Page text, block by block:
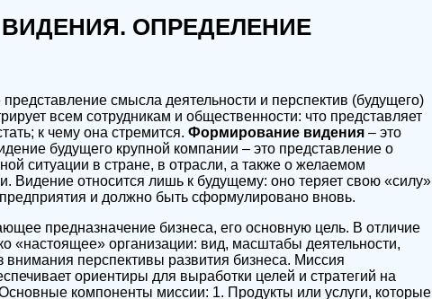
ОПРЕДЕЛЕНИЕ
представление смысла деятельности и перспектив (будущего)
всем сотрудникам и общественности: что представляет
к чему она стремится. Формирование видения – это
будущего крупной компании – это представление о
ситуации в стране, в отрасли, а также о желаемом
Видение относится лишь к будущему: оно теряет свою «силу»
и должно быть сформулировано вновь.
предназначение бизнеса, его основную цель. В отличие
«настоящее» организации: вид, масштабы деятельности,
внимания перспективы развития бизнеса. Миссия
ориентиры для выработки целей и стратегий на
компоненты миссии: 1. Продукты или услуги, которые